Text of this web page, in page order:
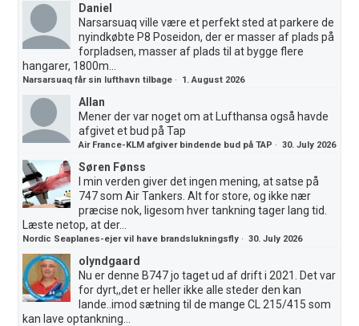
Daniel
Narsarsuaq ville være et perfekt sted at parkere de
nyindkøbte P8 Poseidon, der er masser af plads på
forpladsen, masser af plads til at bygge flere
hangarer, 1800m...
Narsarsuaq får sin lufthavn tilbage · 1. August 2026
Allan
Mener der var noget om at Lufthansa også havde
afgivet et bud på Tap
Air France-KLM afgiver bindende bud på TAP ·30. July 2026
Søren Fønss
I min verden giver det ingen mening, at satse på
747 som Air Tankers. Alt for store, og ikke nær
præcise nok, ligesom hver tankning tager lang tid.
Læste netop, at der...
Nordic Seaplanes-ejer vil have brandslukningsfly ·30. July 2026
olyndgaard
Nu er denne B747 jo taget ud af drift i 2021. Det var
for dyrt,,det er heller ikke alle steder den kan
lande..imod sætning til de mange CL 215/415 som
kan lave optankning...